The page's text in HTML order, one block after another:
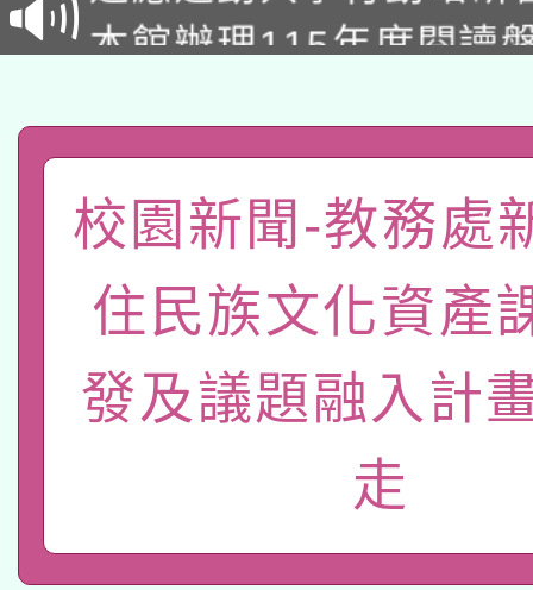
招)
本館辦理115年度閱讀
礎課程
「數位內容與教學軟體
有關大陸委員會函釋公
薪期間赴陸應申請許可
轉知經濟部水利署委託
業技術研究院辦理「
用水績優單位及節水達
115年8月22日(星期六
桃園市孔廟祈福系列
開 智慧啟航」
本校115學年度第2次
招甄選結果公告(無人
適應運動共學行動站研
校園新聞-教務處
住民族文化資產
發及議題融入計
走